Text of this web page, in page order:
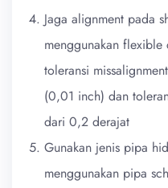
Jaga alignment pada
menggunakan
toleransi
(0,01 inch) dan
dari 0,2 derajat
Gunakan jenis pipa
menggunakan pipa